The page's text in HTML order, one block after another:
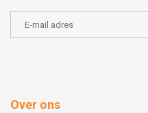
Over ons